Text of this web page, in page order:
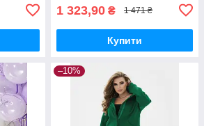
1 323,90 ₴ 1 471 ₴
Купити
–10%